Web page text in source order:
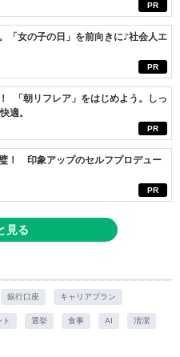
PR
PR
「女の子の日」を前向きに♪社会人エ
PR
「朝リフレア」をはじめよう。しっ
適。
PR
！ 印象アップのセルフプロデュー
見る
銀行口座 キャリアプラン
選挙 食事 AI 清潔